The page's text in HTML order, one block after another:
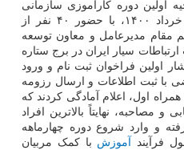
اولین دوره کارآموزی سازمانی
همراه اول بامداد چهارشنبه ۱۲ خرداد ۱۴۰۰، با حضور ۴۰ نفر از
مقام مدیرعامل و معاون توسعه
سیار ایران در برج ستاره
اولین فراخوان ثبت نام و ورود
بیش از ۳۶۰۰ متقاضی با ثبت اطلاعات و ارسال رزومه
همراه اول، اعلام آمادگی کردند که
و مصاحبه، نهایتاً بالاترین افراد
و وارد شروع دوره چهارماهه
فرآیند
آموزش با کمک مربیان